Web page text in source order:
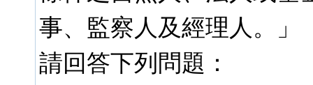
事、監察人及經理人。」
請回答下列問題：